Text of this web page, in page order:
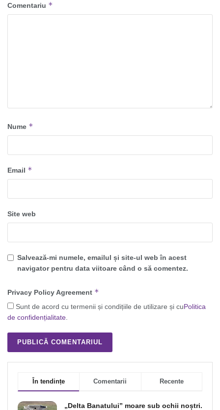
Comentariu *
Nume *
Email *
Site web
Salvează-mi numele, emailul și site-ul web în acest
navigator pentru data viitoare când o să comentez.
Privacy Policy Agreement *
Sunt de acord cu termenii și condițiile de utilizare și cuPolitica
de confidențialitate
În tendințe Comentarii Recente
„Delta Banatului” moare sub ochii noștri.